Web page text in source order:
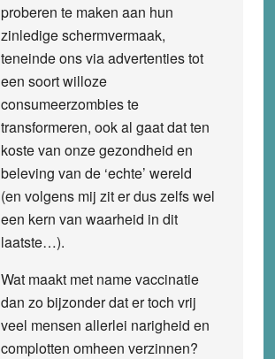
proberen te maken aan hun
zinledige schermvermaak,
teneinde ons via advertenties tot
een soort willoze
consumeerzombies te
transformeren, ook al gaat dat ten
koste van onze gezondheid en
beleving van de ‘echte’ wereld
(en volgens mij zit er dus zelfs wel
een kern van waarheid in dit
laatste…).
Wat maakt met name vaccinatie
dan zo bijzonder dat er toch vrij
veel mensen allerlei narigheid en
complotten omheen verzinnen?